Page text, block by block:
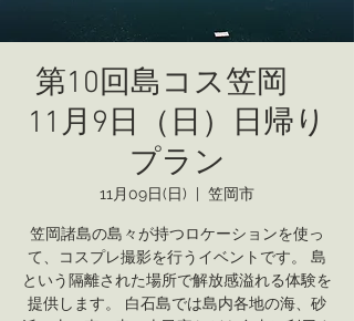
第10回島コス笠岡
11月9日（日）日帰り
プラン
11月09日(日) 笠岡市
笠岡諸島の島々が持つロケーションを使っ
て、コスプレ撮影を行うイベントです。 島
という隔離された場所で解放感溢れる体験を
提供します。 白石島では島内各地の海、砂